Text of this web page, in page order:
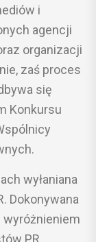
i
agencji
organizacji
zaś proces
się
Konkursu
wyłaniana
Dokonywana
wyróżnieniem